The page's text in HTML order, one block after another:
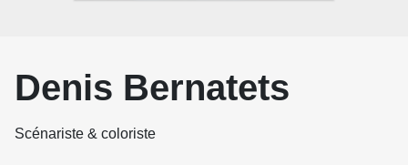
Denis Bernatets
Scénariste & coloriste